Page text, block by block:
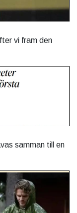
vi fram den
samman till en